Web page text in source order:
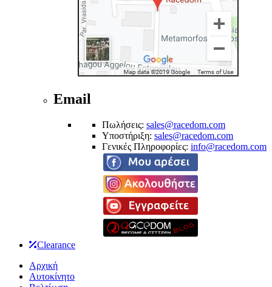
Email
Πωλήσεις: sales@racedom.com
Υποστήριξη: sales@racedom.com
Γενικές Πληροφορίες: info@racedom.com
Clearance
Αρχική
Αυτοκίνητο